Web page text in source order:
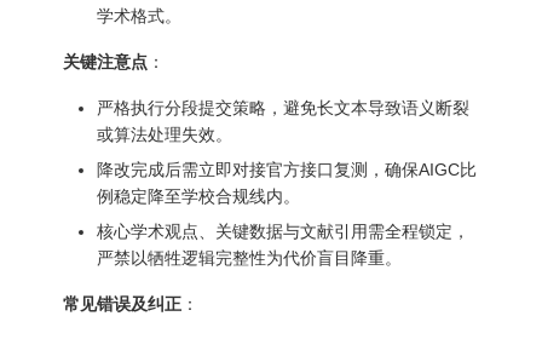
学术格式。
关键注意点：
严格执行分段提交策略，避免长文本导致语义断裂
或算法处理失效。
降改完成后需立即对接官方接口复测，确保AIGC比
例稳定降至学校合规线内。
核心学术观点、关键数据与文献引用需全程锁定，
严禁以牺牲逻辑完整性为代价盲目降重。
常见错误及纠正：